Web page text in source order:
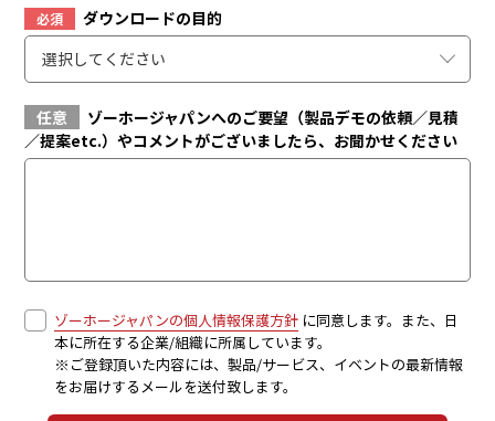
必須
ダウンロードの目的
選択してください
任意
ゾーホージャパンへのご要望（製品デモの依頼／見積
／提案etc.）やコメントがございましたら、お聞かせください
ゾーホージャパンの個人情報保護方針 に同意します。また、日
本に所在する企業/組織に所属しています。
※ご登録頂いた内容には、製品/サービス、イベントの最新情報
をお届けするメールを送付致します。